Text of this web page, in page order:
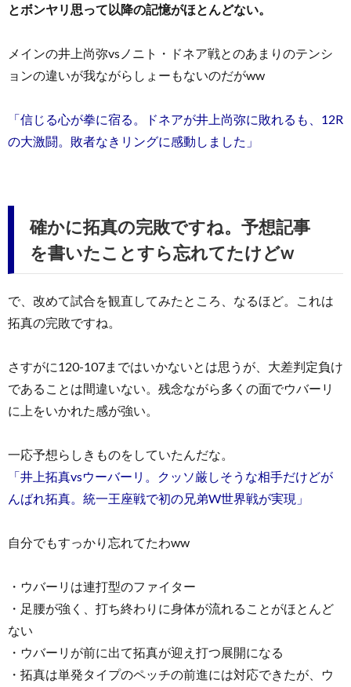
とボンヤリ思って以降の記憶がほとんどない。
メインの井上尚弥vsノニト・ドネア戦とのあまりのテンシ
ョンの違いが我ながらしょーもないのだがww
「信じる心が拳に宿る。ドネアが井上尚弥に敗れるも、12R
の大激闘。敗者なきリングに感動しました」
確かに拓真の完敗ですね。予想記事
を書いたことすら忘れてたけどw
で、改めて試合を観直してみたところ、なるほど。これは
拓真の完敗ですね。
さすがに120-107まではいかないとは思うが、大差判定負け
であることは間違いない。残念ながら多くの面でウバーリ
に上をいかれた感が強い。
一応予想らしきものをしていたんだな。
「井上拓真vsウーバーリ。クッソ厳しそうな相手だけどが
んばれ拓真。統一王座戦で初の兄弟W世界戦が実現」
自分でもすっかり忘れてたわww
・ウバーリは連打型のファイター
・足腰が強く、打ち終わりに身体が流れることがほとんど
ない
・ウバーリが前に出て拓真が迎え打つ展開になる
・拓真は単発タイプのペッチの前進には対応できたが、ウ